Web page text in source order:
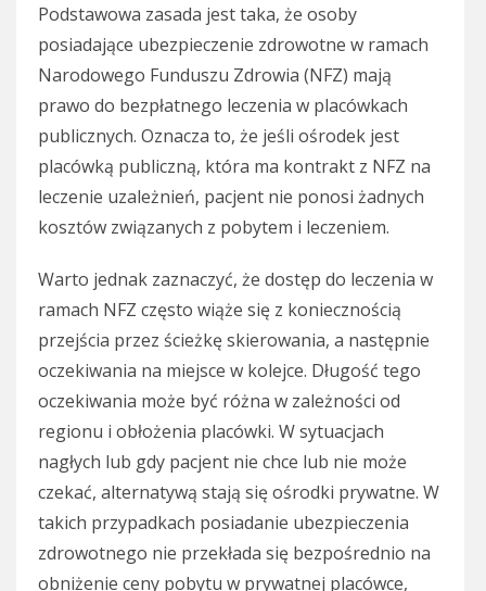
Podstawowa zasada jest taka, że osoby
posiadające ubezpieczenie zdrowotne w ramach
Narodowego Funduszu Zdrowia (NFZ) mają
prawo do bezpłatnego leczenia w placówkach
publicznych. Oznacza to, że jeśli ośrodek jest
placówką publiczną, która ma kontrakt z NFZ na
leczenie uzależnień, pacjent nie ponosi żadnych
kosztów związanych z pobytem i leczeniem.
Warto jednak zaznaczyć, że dostęp do leczenia w
ramach NFZ często wiąże się z koniecznością
przejścia przez ścieżkę skierowania, a następnie
oczekiwania na miejsce w kolejce. Długość tego
oczekiwania może być różna w zależności od
regionu i obłożenia placówki. W sytuacjach
nagłych lub gdy pacjent nie chce lub nie może
czekać, alternatywą stają się ośrodki prywatne. W
takich przypadkach posiadanie ubezpieczenia
zdrowotnego nie przekłada się bezpośrednio na
obniżenie ceny pobytu w prywatnej placówce,